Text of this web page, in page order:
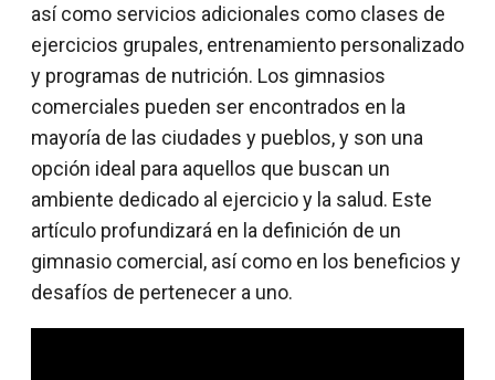
así como servicios adicionales como clases de
ejercicios grupales, entrenamiento personalizado
y programas de nutrición. Los gimnasios
comerciales pueden ser encontrados en la
mayoría de las ciudades y pueblos, y son una
opción ideal para aquellos que buscan un
ambiente dedicado al ejercicio y la salud. Este
artículo profundizará en la definición de un
gimnasio comercial, así como en los beneficios y
desafíos de pertenecer a uno.